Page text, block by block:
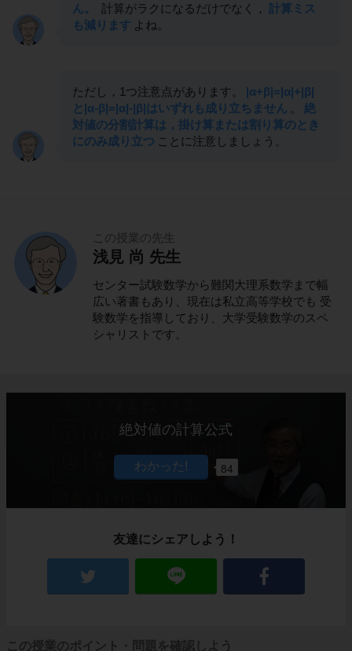
ん。
計算がラクになるだけでなく， 計算ミス
も減ります よね。
ただし，1つ注意点があります。
|α+β|=|α|+|β|
と|α-β|=|α|-|β|はいずれも成り立ちません
絶
対値の分割計算は，掛け算または割り算のとき
にのみ成り立つ ことに注意しましょう。
この授業の先生
浅見 尚 先生
センター試験数学から難関大理系数学まで幅
広い著書もあり、現在は私立高等学校でも 受
験数学を指導しており、大学受験数学のスペ
シャリストです。
絶対値の計算公式
84
友達にシェアしよう！
この授業のポイント・問題を確認しよう